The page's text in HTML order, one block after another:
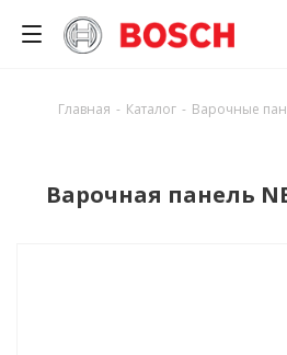
Главная - Каталог - Варочные
Варочная панель